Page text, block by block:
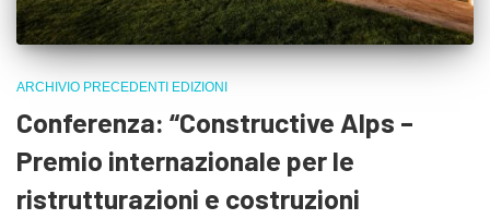
ARCHIVIO PRECEDENTI EDIZIONI
Conferenza: “Constructive Alps –
Premio internazionale per le
ristrutturazioni e costruzioni